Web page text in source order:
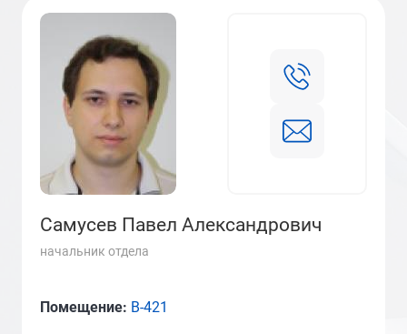
Самусев Павел Александрович
начальник отдела
Помещение: В-421